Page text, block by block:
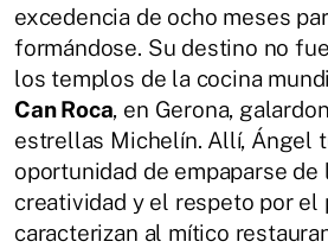
excedencia de ocho meses
formándose. Su destino no
los templos de la cocina
Can Roca, en Gerona,
estrellas Michelín. Allí, Ángel
oportunidad de empaparse de
creatividad y el respeto por el
caracterizan al mítico